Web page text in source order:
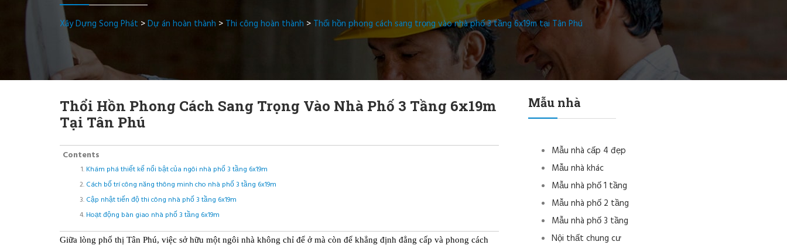
Xây Dựng Song Phát >Dự án hoàn thành > Thi công hoàn thành > Thổi hồn phong cách sang trọng vào nhà phố 3 tầng 6x19m tại Tân Phú
Thổi Hồn Phong Cách Sang Trọng Vào Nhà Phố 3 Tầng 6x19m
Tại Tân Phú
Contents
Khám phá thiết kế nổi bật của ngôi nhà phố 3 tầng 6x19m
Cách bố trí công năng thông minh cho nhà phố 3 tầng 6x19m
Cập nhật tiến độ thi công nhà phố 3 tầng 6x19m
Hoạt động bàn giao nhà phố 3 tầng 6x19m
Giữa lòng phố thị Tân Phú, việc sở hữu một ngôi nhà không chỉ để ở mà còn để khẳng định đẳng cấp và phong cách
Mẫu nhà
Mẫu nhà cấp 4 đẹp
Mẫu nhà khác
Mẫu nhà phố 1 tầng
Mẫu nhà phố 2 tầng
Mẫu nhà phố 3 tầng
Nội thất chung cư